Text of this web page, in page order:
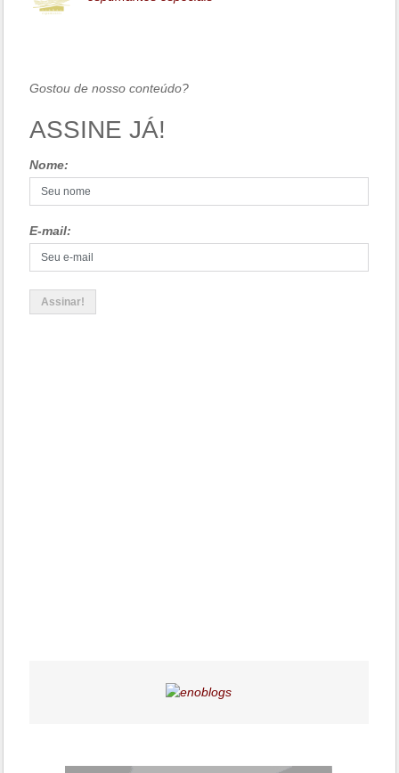
Gostou de nosso conteúdo?
ASSINE JÁ!
Nome:
E-mail: